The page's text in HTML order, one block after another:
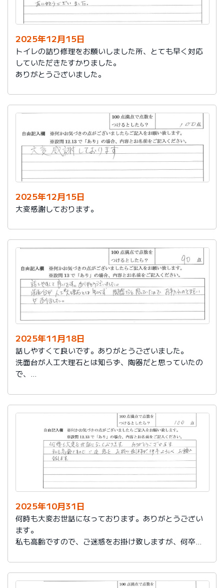
今後は、このような規模の修繕を行うことはおそらく起
こらず、小さな小さな修繕になろうかと思いますが、そ
の折は中田様、渡辺様にお願いさせていただくつもりで
おります。とても素晴らしい社員様です。
寒さもひとしお厳しい折でございますので、社長様、社
員の皆様にはどうぞくれぐれもご自愛くださいますよう
お祈り申し上げます。
敬具
2025年12月15日
トイレの詰り修理をお願いしました所、とても早く対応
していただきたすかりました。
ありがとうございました。
2025年12月15日
大変感謝しております。
2025年11月18日
話しやすくて良いです。ありがとうございました。
洗面台が人工大理石とは知らず、陶器だと思っていたの
で、
2025年10月31日
何時も大変お世話になっております。ありがとうござい
ます。
私も高齢ですので、ご迷惑をお掛け致しますが、何卒よ